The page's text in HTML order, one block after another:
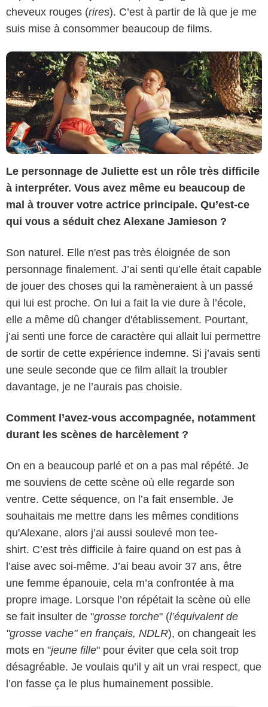
cheveux rouges (rires). C’est à partir de là que je me
suis mise à consommer beaucoup de films.
Le personnage de Juliette est un rôle très difficile
à interpréter. Vous avez même eu beaucoup de
mal à trouver votre actrice principale. Qu’est-ce
qui vous a séduit chez Alexane Jamieson ?
Son naturel. Elle n'est pas très éloignée de son
personnage finalement. J’ai senti qu’elle était capable
de jouer des choses qui la ramèneraient à un passé
qui lui est proche. On lui a fait la vie dure à l’école,
elle a même dû changer d'établissement. Pourtant,
j’ai senti une force de caractère qui allait lui permettre
de sortir de cette expérience indemne. Si j’avais senti
une seule seconde que ce film allait la troubler
davantage, je ne l’aurais pas choisie.
Comment l’avez-vous accompagnée, notamment
durant les scènes de harcèlement ?
On en a beaucoup parlé et on a pas mal répété. Je
me souviens de cette scène où elle regarde son
ventre. Cette séquence, on l’a fait ensemble. Je
souhaitais me mettre dans les mêmes conditions
qu'Alexane, alors j’ai aussi soulevé mon tee-
shirt. C’est très difficile à faire quand on est pas à
l’aise avec soi-même. J’ai beau avoir 37 ans, être
une femme épanouie, cela m’a confrontée à ma
propre image. Lorsque l’on répétait la scène où elle
se fait insulter de "grosse torche" (l’équivalent de
"grosse vache" en français, NDLR), on changeait les
mots en "jeune fille" pour éviter que cela soit trop
désagréable. Je voulais qu’il y ait un vrai respect, que
l’on fasse ça le plus humainement possible.